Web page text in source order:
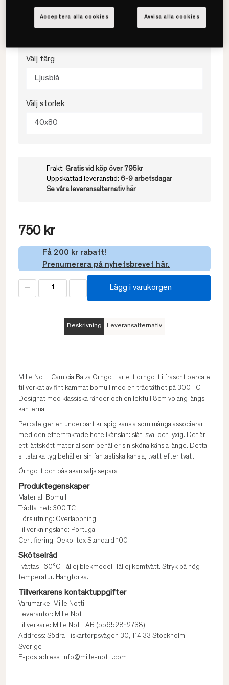
Camicia Balza Örngott
Välj färg
Ljusblå
Välj storlek
40x80
Frakt: Gratis vid köp över 795kr
Uppskattad leveranstid: 6-9 arbetsdagar
Se våra leveransalternativ här
750 kr
Få 200 kr rabatt!
Prenumerera på nyhetsbrevet här.
Lägg i varukorgen
Beskrivning Leveransalternativ
Mille Notti Camicia Balza Örngott är ett örngott i fräscht percale
tillverkat av fint kammat bomull med en trådtäthet på 300 TC.
Designat med klassiska ränder och en lekfull 8cm volang längs
kanterna.
Percale ger en underbart krispig känsla som många associerar
med den eftertraktade hotellkänslan: slät, sval och lyxig. Det är
ett lättskött material som behåller sin sköna känsla länge. Detta
slitstarka tyg behåller sin fantastiska känsla, tvätt efter tvätt.
Örngott och påslakan säljs separat.
Produktegenskaper
Material: Bomull
Trådtäthet: 300 TC
Förslutning: Överlappning
Tillverkningsland: Portugal
Certifiering: Oeko-tex Standard 100
Skötselråd
Tvättas i 60°C. Tål ej blekmedel. Tål ej kemtvätt. Stryk på hög
temperatur. Hängtorka.
Tillverkarens kontaktuppgifter
Varumärke: Mille Notti
Leverantör: Mille Notti
Tillverkare: Mille Notti AB (556528-2738)
Address: Södra Fiskartorpsvägen 30, 114 33 Stockholm,
Sverige
E-postadress: info@mille-notti.com
Avvisa alla cookies
Acceptera alla cookies